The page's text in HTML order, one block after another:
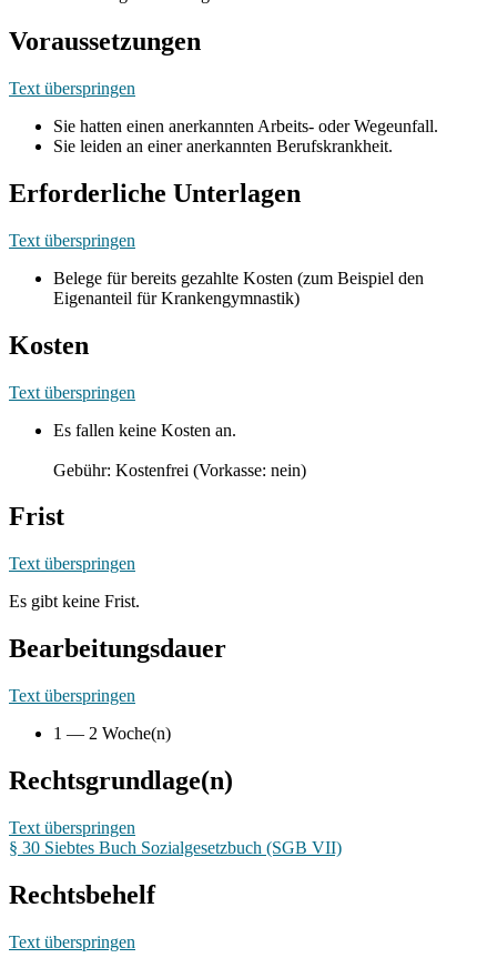
Voraussetzungen
Text überspringen
Sie hatten einen anerkannten Arbeits- oder Wegeunfall.
Sie leiden an einer anerkannten Berufskrankheit.
Erforderliche Unterlagen
Text überspringen
Belege für bereits gezahlte Kosten (zum Beispiel den
Eigenanteil für Krankengymnastik)
Kosten
Text überspringen
Es fallen keine Kosten an.
Gebühr: Kostenfrei (Vorkasse: nein)
Frist
Text überspringen
Es gibt keine Frist.
Bearbeitungsdauer
Text überspringen
1 — 2 Woche(n)
Rechtsgrundlage(n)
Text überspringen
§ 30 Siebtes Buch Sozialgesetzbuch (SGB VII)
Rechtsbehelf
Text überspringen